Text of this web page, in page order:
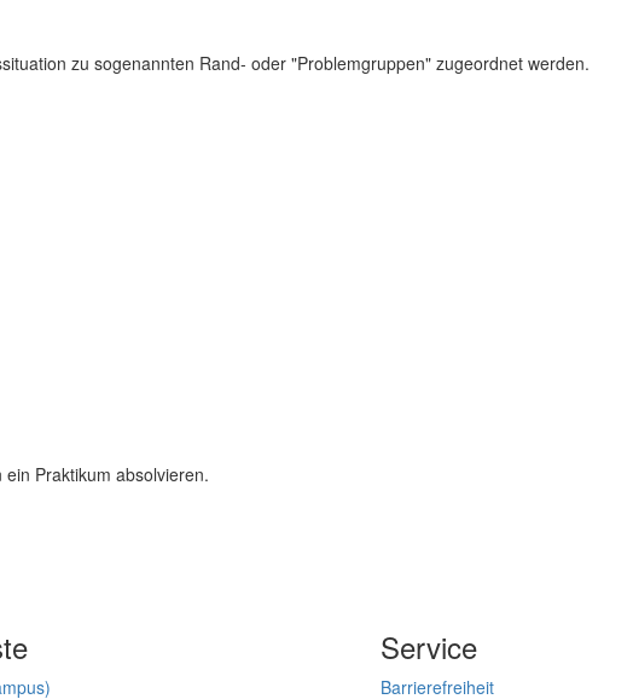
zu sogenannten Rand- oder "Problemgruppen" zugeordnet werden.
Praktikum absolvieren.
Service
Barrierefreiheit